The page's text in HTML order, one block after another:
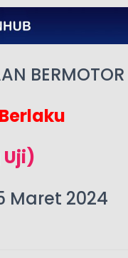
BERMOTOR
Maret 2024